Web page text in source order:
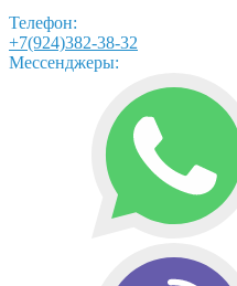
Телефон:
+7(924)382-38-32
Мессенджеры: